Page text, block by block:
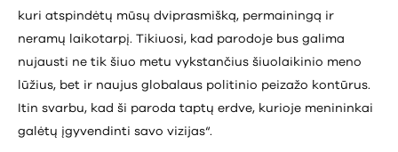
kuri atspindėtų mūsų dviprasmišką, permainingą ir
neramų laikotarpį. Tikiuosi, kad parodoje bus galima
nujausti ne tik šiuo metu vykstančius šiuolaikinio meno
lūžius, bet ir naujus globalaus politinio peizažo kontūrus.
Itin svarbu, kad ši paroda taptų erdve, kurioje menininkai
galėtų įgyvendinti savo vizijas“.